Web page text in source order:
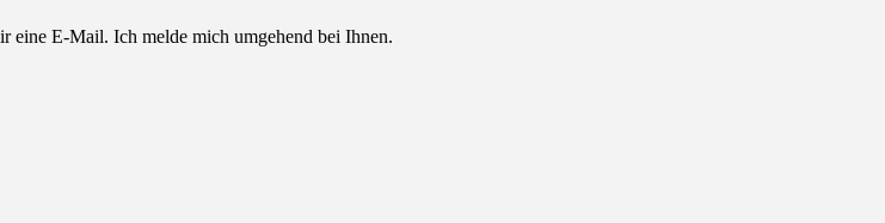
eine E-Mail. Ich melde mich umgehend bei Ihnen.